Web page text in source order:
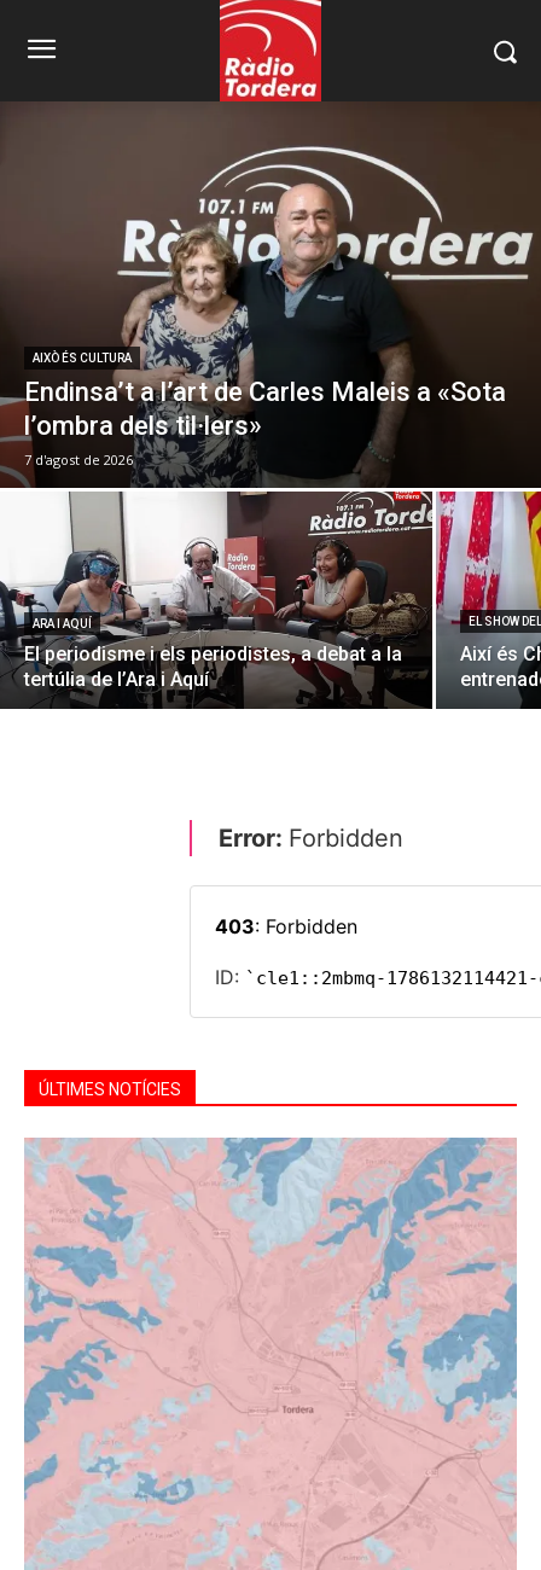
AIXÒ ÉS CULTURA
Endinsa’t a l’art de Carles Maleis a «Sota
l’ombra dels til·lers»
7 d'agost de 2026
ARA I AQUÍ
El periodisme i els periodistes, a debat a la
tertúlia de l’Ara i Aquí
EL SHOW
Així és
ÚLTIMES NOTÍCIES